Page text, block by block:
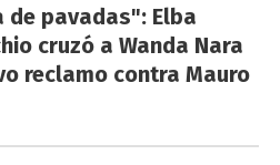
de pavadas": Elba
cruzó a Wanda Nara
reclamo contra Mauro